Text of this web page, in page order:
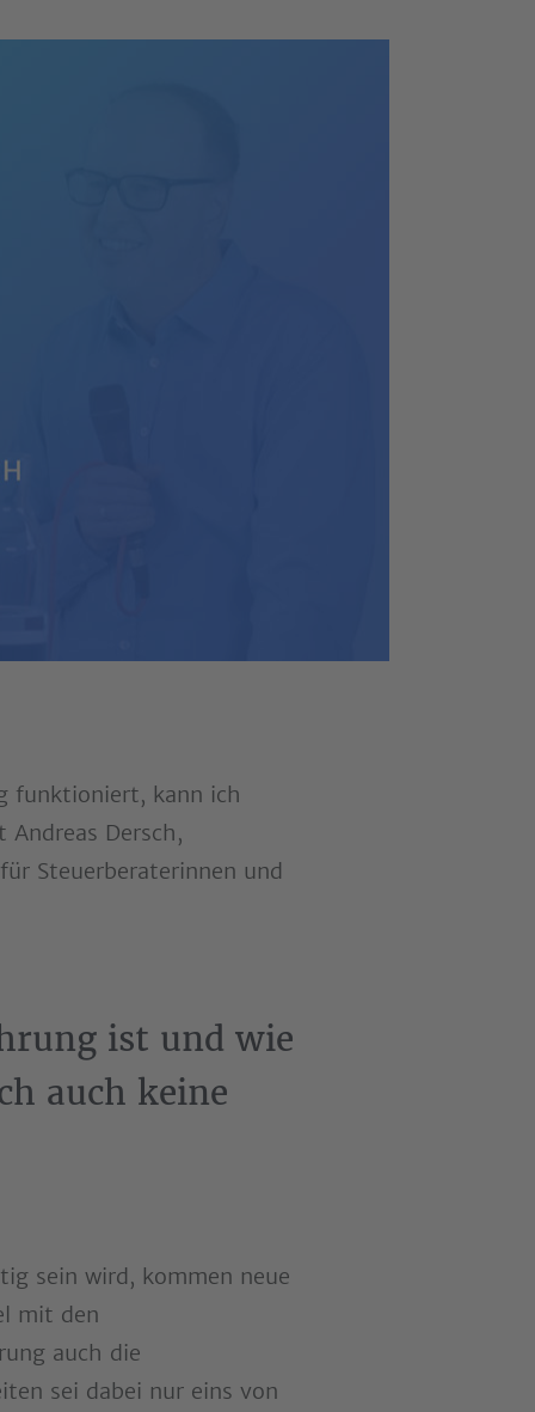
funktioniert, kann ich
Dersch,
Steuerberaterinnen und
ist und wie
auch keine
sein wird, kommen neue
mit den
auch die
sei dabei nur eins von